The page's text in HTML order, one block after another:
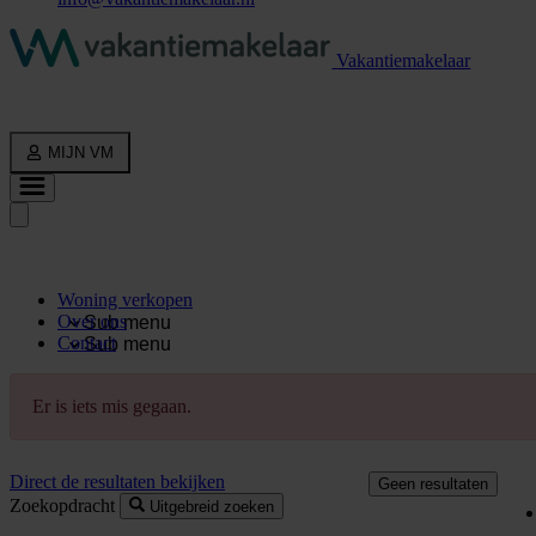
Vakantiemakelaar
MIJN VM
Woning verkopen
Sub menu
Over ons
Sub menu
Contact
Er is iets mis gegaan.
Direct de resultaten bekijken
Zoekopdracht
Uitgebreid zoeken
Geen resultaten